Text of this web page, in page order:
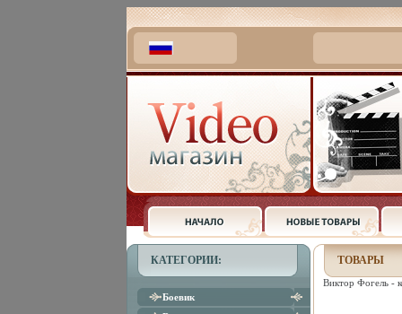
КАТЕГОРИИ:
Боевик
ТОВАРЫ
Виктор Фогель -